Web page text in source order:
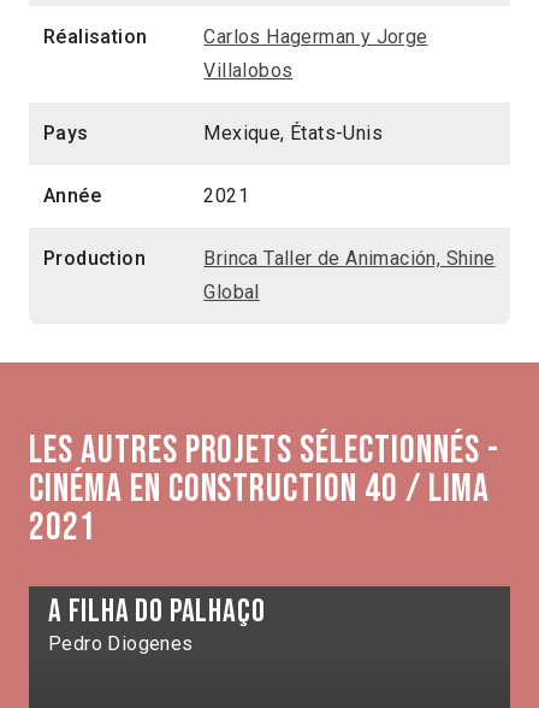
Réalisation
Carlos Hagerman y Jorge
Villalobos
Pays Mexique, États-Unis
Année 2021
Production
Brinca Taller de Animación, Shine
Global
Les autres projets sélectionnés -
Cinéma en construction 40 / Lima
2021
A filha do palhaço
Pedro Diogenes